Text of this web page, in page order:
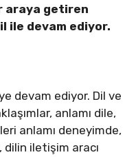
araya getiren
ile devam ediyor.
devam ediyor. Dil ve
anlamı dile,
anlamı deneyimde,
dilin iletişim aracı